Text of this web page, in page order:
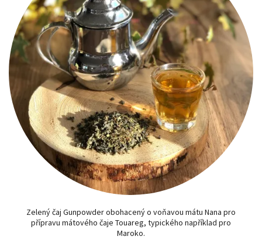
Zelený čaj Gunpowder obohacený o voňavou mátu Nana pro
přípravu mátového čaje Touareg, typického například pro
Maroko.